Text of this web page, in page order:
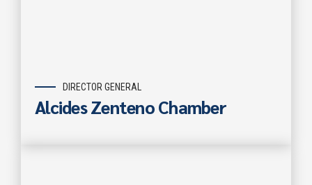
DIRECTOR GENERAL
Alcides Zenteno Chamber